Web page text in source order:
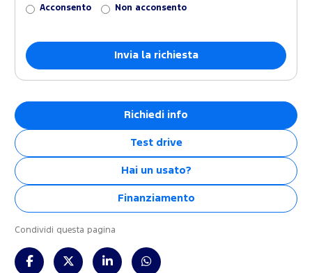
Acconsento Non acconsento
Richiedi info
Test drive
Hai un usato?
Finanziamento
Condividi questa pagina